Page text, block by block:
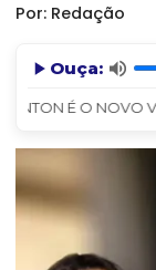
Por: Redação
Ouça:
É O NOVO